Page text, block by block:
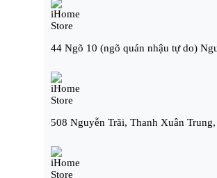
44 Ngõ 10 (ngõ quán nhậu tự do)
508 Nguyễn Trãi, Thanh Xuân